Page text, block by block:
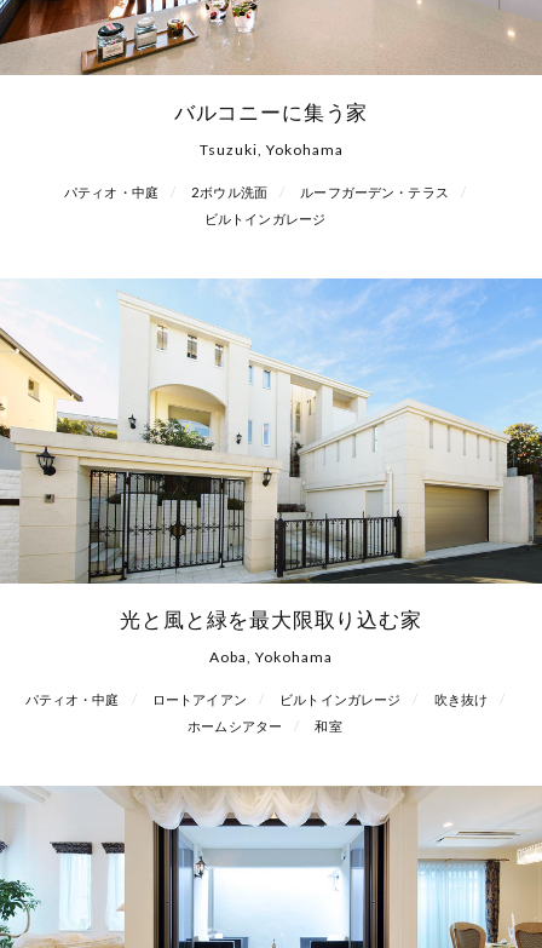
バルコニーに集う家
Tsuzuki, Yokohama
パティオ・中庭 2ボウル洗面
ルーフガーデン・テラス
ビルトインガレージ
光と風と緑を最大限取り込む家
Aoba, Yokohama
パティオ・中庭 ロートアイアン ビルトインガレージ
吹き抜け
ホームシアター
和室